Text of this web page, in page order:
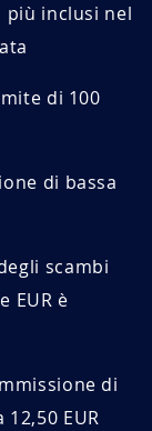
più inclusi nel
di 100
di bassa
scambi
EUR è
di
EUR